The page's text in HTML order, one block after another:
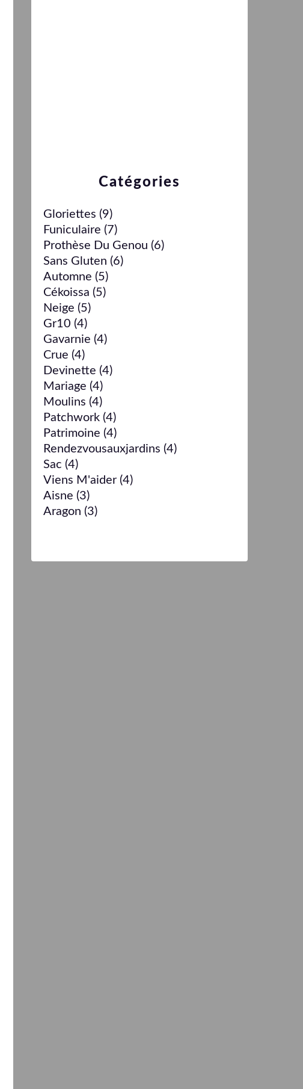
Catégories
Gloriettes (9)
Funiculaire (7)
Prothèse Du Genou (6)
Sans Gluten (6)
Automne (5)
Cékoissa (5)
Neige (5)
Gr10 (4)
Gavarnie (4)
Crue (4)
Devinette (4)
Mariage (4)
Moulins (4)
Patchwork (4)
Patrimoine (4)
Rendezvousauxjardins (4)
Sac (4)
Viens M'aider (4)
Aisne (3)
Aragon (3)